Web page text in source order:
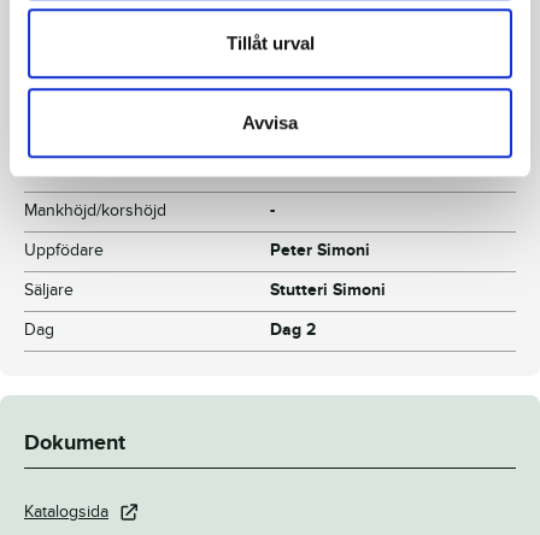
Tillåt urval
Avvisa
Morfar
Victory Abroad
SE 19-3263
Färg
Ljusbrun
-
Mankhöjd/korshöjd
-
Uppfödare
Peter Simoni
Säljare
Stutteri Simoni
Dag
Dag 2
Dokument
Katalogsida